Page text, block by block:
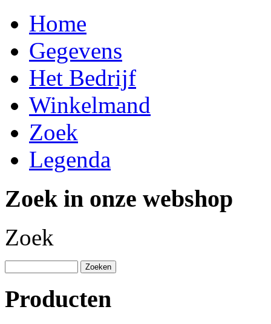
Home
Gegevens
Het Bedrijf
Winkelmand
Zoek
Legenda
Zoek in onze webshop
Zoek
Producten